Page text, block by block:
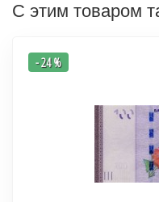
С этим товаром
- 24 %